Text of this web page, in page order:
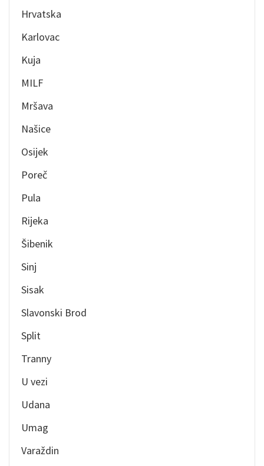
Hrvatska
Karlovac
Kuja
MILF
Mršava
Našice
Osijek
Poreč
Pula
Rijeka
Šibenik
Sinj
Sisak
Slavonski Brod
Split
Tranny
U vezi
Udana
Umag
Varaždin